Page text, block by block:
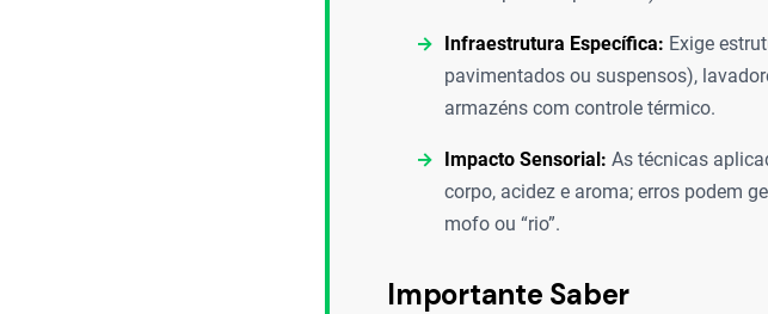
Infraestrutura Específica: Exige
pavimentados ou suspensos),
armazéns com controle térmico.
Impacto Sensorial: As técnicas
corpo, acidez e aroma; erros podem
mofo ou “rio”.
Importante Saber